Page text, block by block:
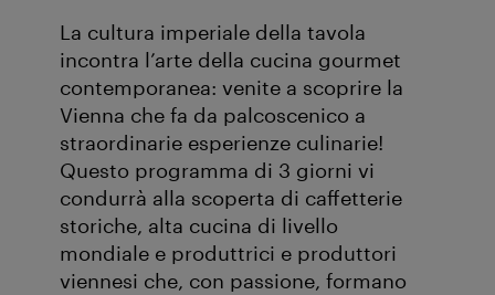
La cultura imperiale della tavola
incontra l’arte della cucina gourmet
contemporanea: venite a scoprire la
Vienna che fa da palcoscenico a
straordinarie esperienze culinarie!
Questo programma di 3 giorni vi
condurrà alla scoperta di caffetterie
storiche, alta cucina di livello
mondiale e produttrici e produttori
viennesi che, con passione, formano